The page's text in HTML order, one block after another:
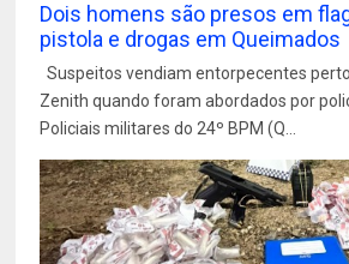
Dois homens são presos em
pistola e drogas em Queimados
Suspeitos vendiam entorpecentes
Zenith quando foram abordados por
Policiais militares do 24º BPM (Q...